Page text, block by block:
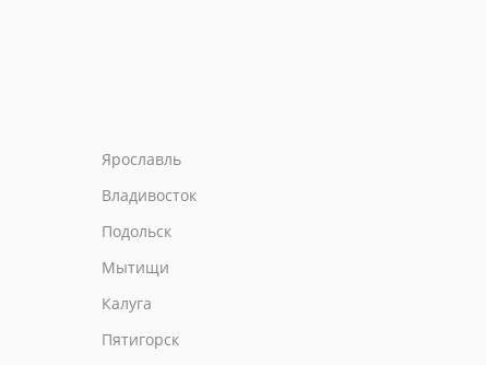
Ярославль
Владивосток
Подольск
Мытищи
Калуга
Пятигорск